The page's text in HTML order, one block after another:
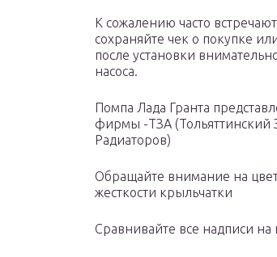
К сожалению часто
сохраняйте чек о покупке
после установки
насоса.
Помпа Лада Гранта
фирмы -ТЗА (Тольяттинский
Радиаторов)
Обращайте внимание на
жесткости крыльчатки
Сравнивайте все надписи